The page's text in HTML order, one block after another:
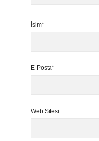
İsim*
E-Posta*
Web Sitesi